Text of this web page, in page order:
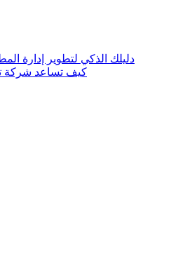
دليلك الذكي لتطوير إدارة
كيف تساعد شركة